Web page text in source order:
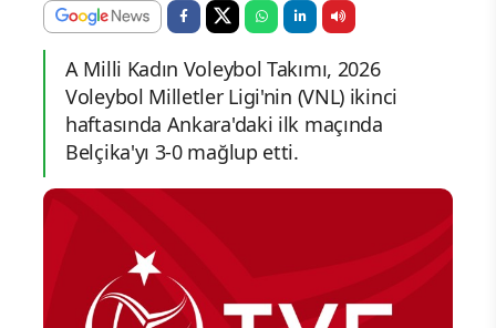
A Milli Kadın Voleybol Takımı, 2026
Voleybol Milletler Ligi'nin (VNL) ikinci
haftasında Ankara'daki ilk maçında
Belçika'yı 3-0 mağlup etti.